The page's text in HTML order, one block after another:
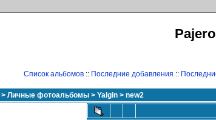
Список альбомов :: Последние добавления ::
> Личные фотоальбомы > Yalgin > new2